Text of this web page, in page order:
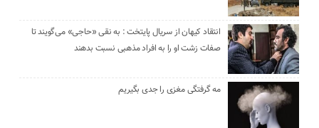
انتقاد کیهان از سریال پایتخت : به نقی «حاجی» می‌گویند تا
صفات زشت او را به افراد مذهبی نسبت بدهند
مه گرفتگی مغزی را جدی بگیریم